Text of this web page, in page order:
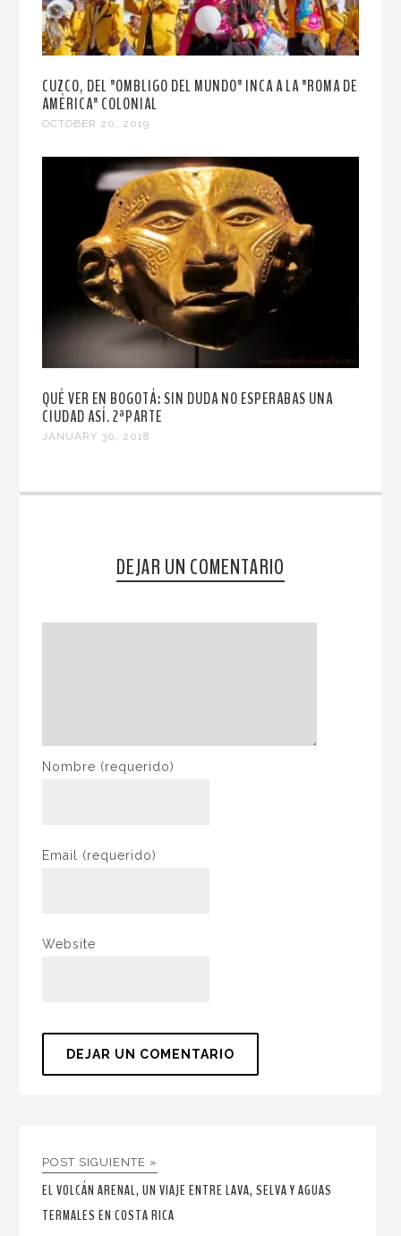
CUZCO, DEL "OMBLIGO DEL MUNDO" INCA A LA "ROMA DE
AMÉRICA" COLONIAL
OCTOBER 20, 2019
QUÉ VER EN BOGOTÁ: SIN DUDA NO ESPERABAS UNA
CIUDAD ASÍ. 2ªPARTE
JANUARY 30, 2018
DEJAR UN COMENTARIO
Nombre (requerido)
Email (requerido)
Website
POST SIGUIENTE »
EL VOLCÁN ARENAL, UN VIAJE ENTRE LAVA, SELVA Y AGUAS
TERMALES EN COSTA RICA